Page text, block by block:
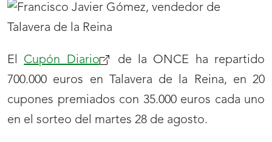
El Cupón Diario
de la ONCE ha repartido
700.000 euros en Talavera de la Reina, en 20
cupones premiados con 35.000 euros cada uno
en el sorteo del martes 28 de agosto.